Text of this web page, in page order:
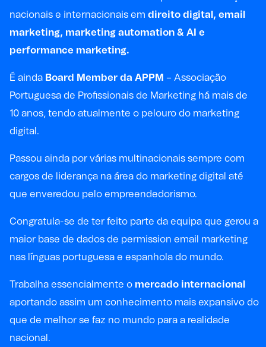
nacionais e internacionais em direito digital, email
marketing, marketing automation & AI e
performance marketing.
É ainda Board Member da APPM – Associação
Portuguesa de Profissionais de Marketing há mais de
10 anos, tendo atualmente o pelouro do marketing
digital.
Passou ainda por várias multinacionais sempre com
cargos de liderança na área do marketing digital até
que enveredou pelo empreendedorismo.
Congratula-se de ter feito parte da equipa que gerou a
maior base de dados de permission email marketing
nas línguas portuguesa e espanhola do mundo.
Trabalha essencialmente o mercado internacional
aportando assim um conhecimento mais expansivo do
que de melhor se faz no mundo para a realidade
nacional.